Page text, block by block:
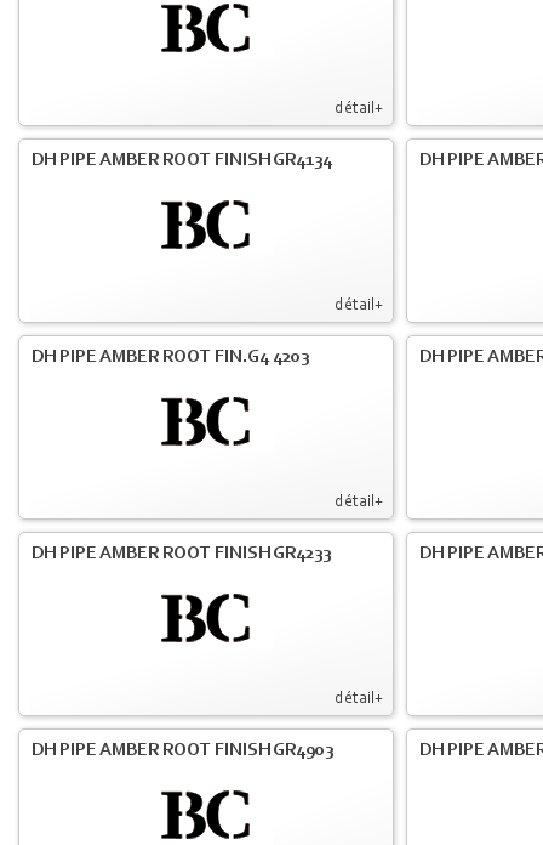
détail+
détail+
DH PIPE AMBER ROOT FINISH GR4134 DH PIPE
détail+
DH PIPE AMBER ROOT FIN.G4 4203 DH PIPE
détail+
DH PIPE AMBER ROOT FINISH GR4233 DH PIPE
DH PIPE AMBER ROOT FINISH GR4903 DH PIPE